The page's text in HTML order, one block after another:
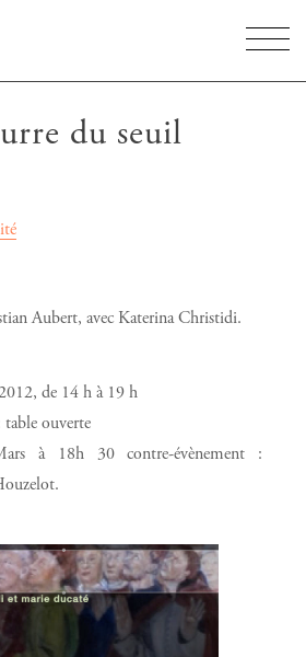
du seuil
Aubert, avec Katerina Christidi.
de 14 h à 19 h
ouverte
à 18h 30 contre-évènement :